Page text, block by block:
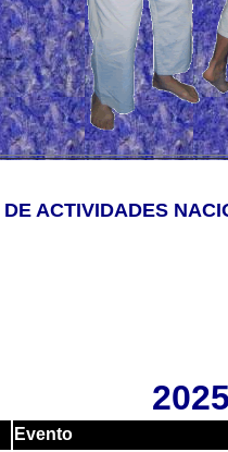
ACTIVIDADES
2025
Evento